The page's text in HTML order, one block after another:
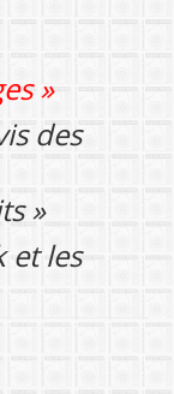
»
des
»
et les